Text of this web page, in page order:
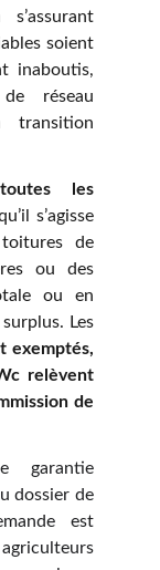
soient
inaboutis,
réseau
transition
toutes les
s’agisse
de
ou des
ou en
Les
exemptés,
relèvent
de
garantie
dossier de
est